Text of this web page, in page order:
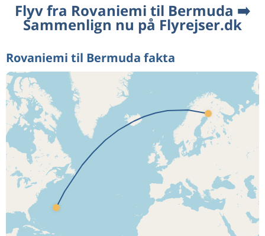
Flyv fra Rovaniemi til Bermuda ➡️
Sammenlign nu på Flyrejser.dk
Rovaniemi til Bermuda fakta